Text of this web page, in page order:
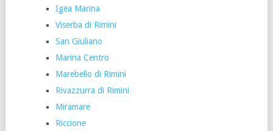
Igea Marina
Viserba di Rimini
San Giuliano
Marina Centro
Marebello di Rimini
Rivazzurra di Rimini
Miramare
Riccione